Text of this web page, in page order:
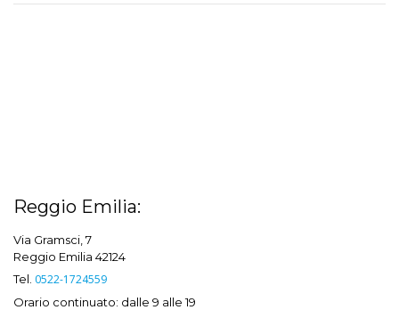
Reggio Emilia:
Via Gramsci, 7
Reggio Emilia 42124
Tel. 0522-1724559
Orario continuato: dalle 9 alle 19